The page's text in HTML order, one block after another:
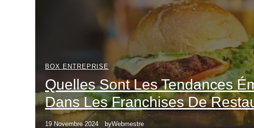
BOX ENTREPRISE
Quelles Sont Les Tendances
Dans Les Franchises De
19 Novembre 2024 byWebmestre